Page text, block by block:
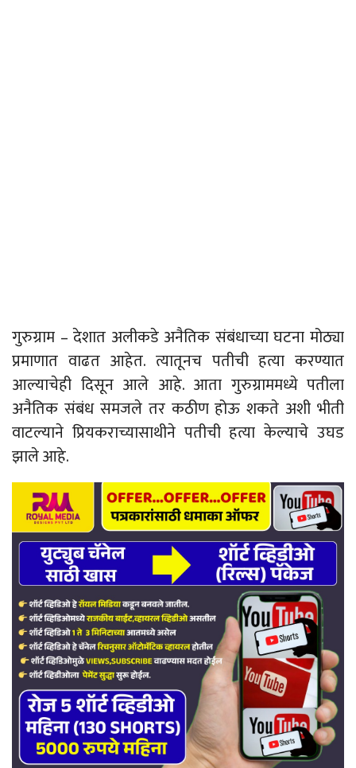
गुरुग्राम – देशात अलीकडे अनैतिक संबंधाच्या घटना मोठ्या
प्रमाणात वाढत आहेत. त्यातूनच पतीची हत्या करण्यात
आल्याचेही दिसून आले आहे. आता गुरुग्राममध्ये पतीला
अनैतिक संबंध समजले तर कठीण होऊ शकते अशी भीती
वाटल्याने प्रियकराच्यासाथीने पतीची हत्या केल्याचे उघड
झाले आहे.